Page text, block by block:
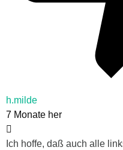
h.milde
7 Monate her
Ich hoffe, daß auch alle